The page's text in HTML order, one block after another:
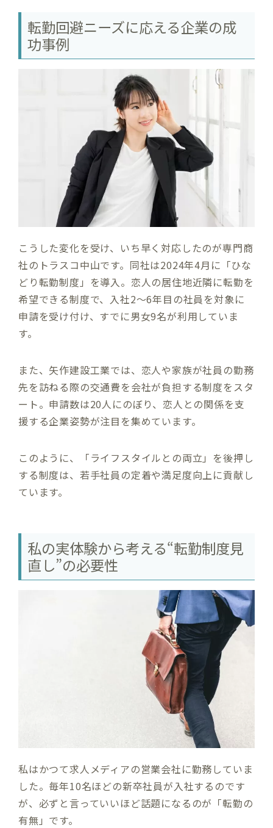
転勤回避ニーズに応える企業の成
功事例
こうした変化を受け、いち早く対応したのが専門商
社のトラスコ中山です。同社は2024年4月に「ひな
どり転勤制度」を導入。恋人の居住地近隣に転勤を
希望できる制度で、入社2～6年目の社員を対象に
申請を受け付け、すでに男女9名が利用していま
す。
また、矢作建設工業では、恋人や家族が社員の勤務
先を訪ねる際の交通費を会社が負担する制度をスタ
ート。申請数は20人にのぼり、恋人との関係を支
援する企業姿勢が注目を集めています。
このように、「ライフスタイルとの両立」を後押し
する制度は、若手社員の定着や満足度向上に貢献し
ています。
私の実体験から考える“転勤制度見
直し”の必要性
私はかつて求人メディアの営業会社に勤務していま
した。毎年10名ほどの新卒社員が入社するのです
が、必ずと言っていいほど話題になるのが「転勤の
有無」です。